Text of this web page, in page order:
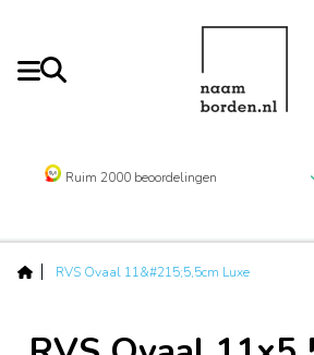
Ruim 2000 beoordelingen
RVS Ovaal 11&#215;5,5cm Luxe